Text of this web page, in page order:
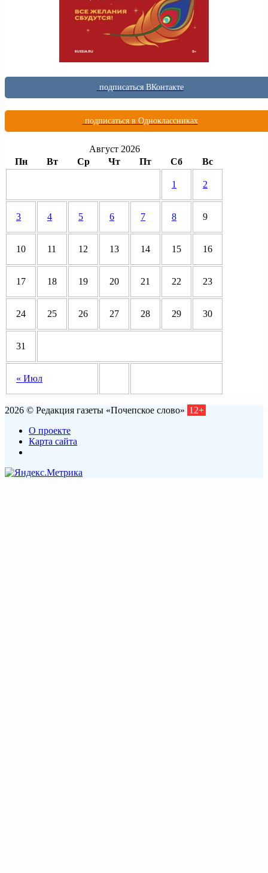
подписаться ВКонтакте
подписаться в Одноклассниках
Август 2026
Пн
Вт Ср Чт Пт Сб Вс
« Июл
1 2
3 4 5 6 7 8 9
10 11 12 13 14 15 16
17 18 19 20 21 22 23
24 25 26 27 28 29 30
31
2026 © Редакция газеты «Почепское слово» 12+
О проекте
Карта сайта